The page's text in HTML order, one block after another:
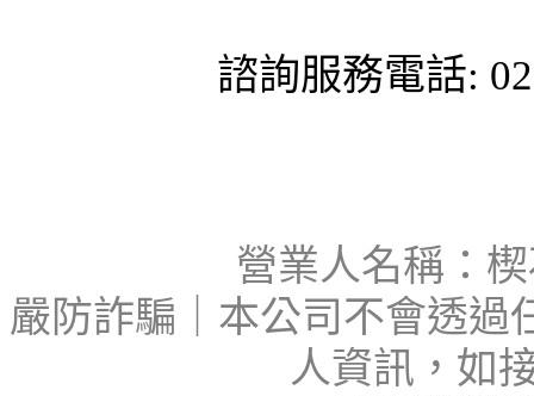
諮詢服務電話:
營業人名稱：
嚴防詐騙｜本公司不會透過
人資訊，如